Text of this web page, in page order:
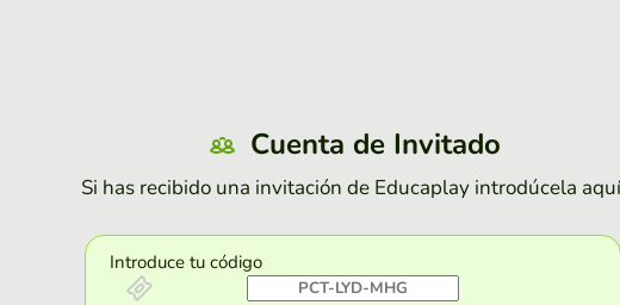
Cuenta de Invitado
Si has recibido una invitación de Educaplay introdúcela
Introduce tu código